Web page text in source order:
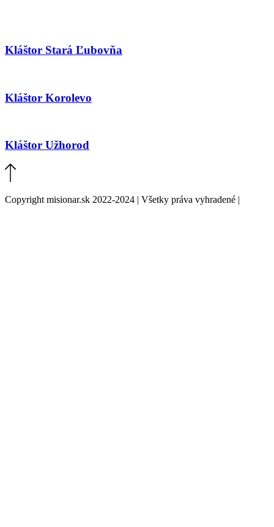
Kláštor Stará Ľubovňa
Kláštor Korolevo
Kláštor Užhorod
Copyright misionar.sk 2022-2024 | Všetky práva vyhradené |